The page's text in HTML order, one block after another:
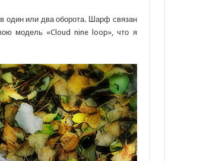
один или два оборота. Шарф связан
модель «Cloud nine loop», что я